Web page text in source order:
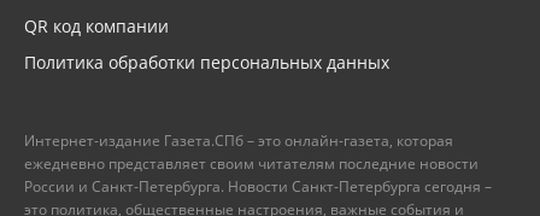
QR код компании
Политика обработки персональных данных
Интернет-издание Газета.СПб – это онлайн-газета, которая
ежедневно представляет своим читателям последние новости
России и Санкт-Петербурга. Новости Санкт-Петербурга сегодня –
это политика, общественные настроения, важные события и